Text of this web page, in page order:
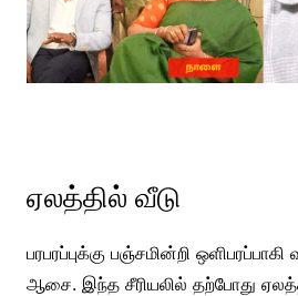
ஏலத்தில் வீடு
பரபரப்புக்கு பஞ்சமின்றி ஒளிபரப்பாகி
ஆசை. இந்த சீரியலில் தற்போது